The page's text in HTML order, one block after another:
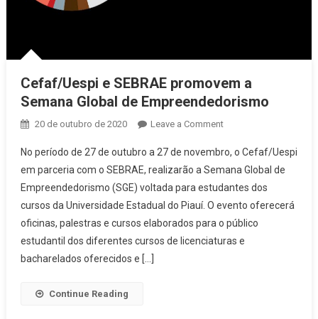
Cefaf/Uespi e SEBRAE promovem a
Semana Global de Empreendedorismo
20 de outubro de 2020 Leave a Commenton Cefaf/Uespi e
a Semana Global
de
Empreendedorismo
No período de 27 de outubro a 27 de novembro, o Cefaf/Uespi
em parceria com o SEBRAE, realizarão a Semana Global de
Empreendedorismo (SGE) voltada para estudantes dos
cursos da Universidade Estadual do Piauí. O evento oferecerá
oficinas, palestras e cursos elaborados para o público
estudantil dos diferentes cursos de licenciaturas e
bacharelados oferecidos e […]
Continue Reading